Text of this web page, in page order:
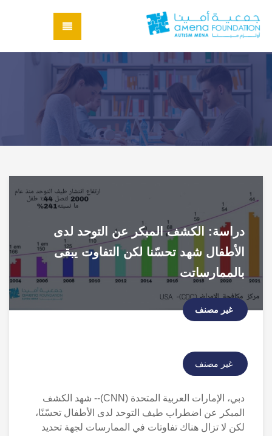
دراسة: الكشف المبكر عن التوحد لدى
الأطفال شهد تحسّنا لكن التفاوت يبقى
بالممارساتت
غير مصنف
غير مصنف
دبي، الإمارات العربية المتحدة (CNN)-- شهد الكشف
المبكر عن اضطراب طيف التوحد لدى الأطفال تحسّنًا،
لكن لا تزال هناك تفاوتات في الممارسات لجهة تحديد